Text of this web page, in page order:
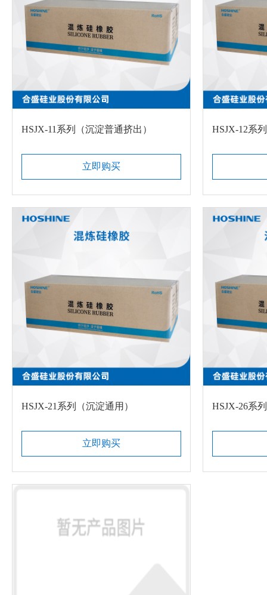
HSJX-11系列（沉淀普通挤出）
立即购买
HSJX-12系
HSJX-21系列（沉淀通用）
立即购买
HSJX-26系